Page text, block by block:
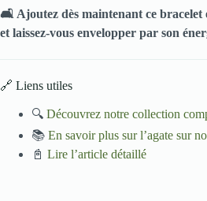
🛋️ Ajoutez dès maintenant ce bracelet
et laissez-vous envelopper par son
🔗 Liens utiles
🔍 Découvrez notre collection
📚 En savoir plus sur l’agate sur
📓 Lire l’article détaillé